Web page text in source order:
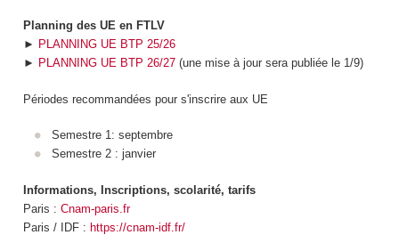
Planning des UE en FTLV
► PLANNING UE BTP 25/26
► PLANNING UE BTP 26/27(une mise à jour sera publiée le 1/9)
Périodes recommandées pour s'inscrire aux UE
Semestre 1: septembre
Semestre 2 : janvier
Informations, Inscriptions, scolarité, tarifs
Paris : Cnam-paris.fr
Paris / IDF : https://cnam-idf.fr/